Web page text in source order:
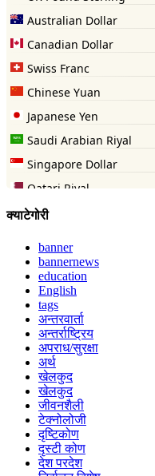
क्याटेगोरी
banner
bannernews
education
English
tags
अन्तरवार्ता
अन्तर्राष्ट्रिय
अपराध/सुरक्षा
अर्थ
खेलकुद
खेलकुद
जीवनशैली
टेक्नोलोजी
दृष्टिकोण
दृस्टी कोण
देश परदेश